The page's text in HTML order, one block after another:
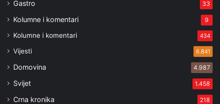
Gastro 33
Kolumne i komentari 9
Kolumne i komentari 434
Vijesti 6.841
Domovina 4.987
Svijet 1.458
Crna kronika 218